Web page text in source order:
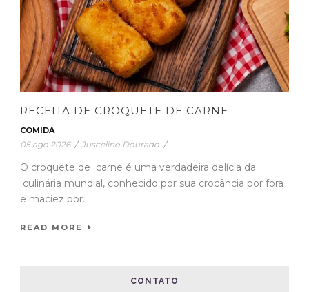
RECEITA DE CROQUETE DE CARNE
COMIDA
05 ago 2026 / Juscelino Dourado /
O croquete de carne é uma verdadeira delícia da
culinária mundial, conhecido por sua crocância por fora
e maciez por...
READ MORE
CONTATO